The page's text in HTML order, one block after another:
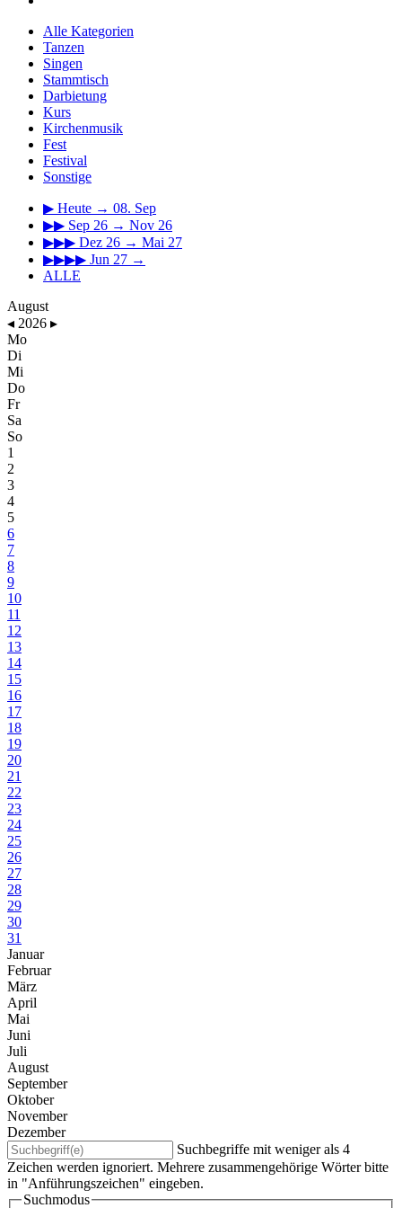
Alle Kategorien
Tanzen
Singen
Stammtisch
Darbietung
Kurs
Kirchenmusik
Fest
Festival
Sonstige
▶ Heute → 08. Sep
▶▶ Sep 26 → Nov 26
▶▶▶ Dez 26 → Mai 27
▶▶▶▶ Jun 27 →
ALLE
August
◂ 2026 ▸
Mo
Di
Mi
Do
Fr
Sa
So
1
2
3
4
5
6
7
8
9
10
11
12
13
14
15
16
17
18
19
20
21
22
23
24
25
26
27
28
29
30
31
Januar
Februar
März
April
Mai
Juni
Juli
August
September
Oktober
November
Dezember
Suchbegriffe mit weniger als 4
Zeichen werden ignoriert. Mehrere zusammengehörige Wörter bitte
in "Anführungszeichen" eingeben.
Suchmodus